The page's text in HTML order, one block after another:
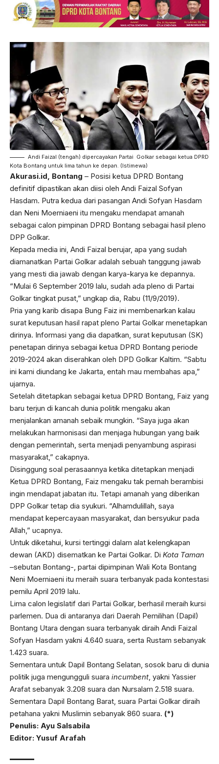
Andi Faizal (tengah) dipercayakan Partai Golkar sebagai ketua DPRD
Kota Bontang untuk lima tahun ke depan. (Istimewa)
Akurasi.id, Bontang – Posisi ketua DPRD Bontang
definitif dipastikan akan diisi oleh Andi Faizal Sofyan
Hasdam. Putra kedua dari pasangan Andi Sofyan Hasdam
dan Neni Moerniaeni itu mengaku mendapat amanah
sebagai calon pimpinan DPRD Bontang sebagai hasil pleno
DPP Golkar.
Kepada media ini, Andi Faizal berujar, apa yang sudah
diamanatkan Partai Golkar adalah sebuah tanggung jawab
yang mesti dia jawab dengan karya-karya ke depannya.
“Mulai 6 September 2019 lalu, sudah ada pleno di Partai
Golkar tingkat pusat,” ungkap dia, Rabu (11/9/2019).
Pria yang karib disapa Bung Faiz ini membenarkan kalau
surat keputusan hasil rapat pleno Partai Golkar menetapkan
dirinya. Informasi yang dia dapatkan, surat keputusan (SK)
penetapan dirinya sebagai ketua DPRD Bontang periode
2019-2024 akan diserahkan oleh DPD Golkar Kaltim. “Sabtu
ini kami diundang ke Jakarta, entah mau membahas apa,”
ujarnya.
Setelah ditetapkan sebagai ketua DPRD Bontang, Faiz yang
baru terjun di kancah dunia politik mengaku akan
menjalankan amanah sebaik mungkin. “Saya juga akan
melakukan harmonisasi dan menjaga hubungan yang baik
dengan pemerintah, serta menjadi penyambung aspirasi
masyarakat,” cakapnya.
Disinggung soal perasaannya ketika ditetapkan menjadi
Ketua DPRD Bontang, Faiz mengaku tak pernah berambisi
ingin mendapat jabatan itu. Tetapi amanah yang diberikan
DPP Golkar tetap dia syukuri. “Alhamdulillah, saya
mendapat kepercayaan masyarakat, dan bersyukur pada
Allah,” ucapnya.
Untuk diketahui, kursi tertinggi dalam alat kelengkapan
dewan (AKD) disematkan ke Partai Golkar. Di Kota Taman
–sebutan Bontang-, partai dipimpinan Wali Kota Bontang
Neni Moerniaeni itu meraih suara terbanyak pada kontestasi
pemilu April 2019 lalu.
Lima calon legislatif dari Partai Golkar, berhasil meraih kursi
parlemen. Dua di antaranya dari Daerah Pemilihan (Dapil)
Bontang Utara dengan suara terbanyak diraih Andi Faizal
Sofyan Hasdam yakni 4.640 suara, serta Rustam sebanyak
1.423 suara.
Sementara untuk Dapil Bontang Selatan, sosok baru di dunia
politik juga mengungguli suara incumbent, yakni Yassier
Arafat sebanyak 3.208 suara dan Nursalam 2.518 suara.
Sementara Dapil Bontang Barat, suara Partai Golkar diraih
petahana yakni Muslimin sebanyak 860 suara. (*)
Penulis: Ayu Salsabila
Editor: Yusuf Arafah